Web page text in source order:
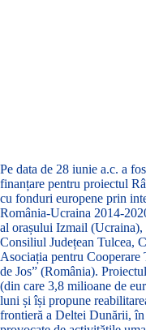
Pe data de 28 iunie a.c. a
finanțare pentru proiectul
cu fonduri europene prin
România-Ucraina 2014-
al orașului Izmail (Ucraina),
Consiliul Județean Tulcea,
Asociația pentru Cooperare
de Jos” (România).
(din care 3,8 milioane de
luni și își propune
frontieră a Deltei Dunării,